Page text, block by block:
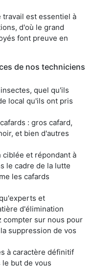
travail est essentiel à
d'où le grand
font preuve en
de nos techniciens
quel qu'ils
local qu'ils ont pris
: gros cafard,
et bien d'autres
ciblée et répondant à
le cadre de la lutte
les cafards
et
d'élimination
compter sur nous pour
suppression de vos
à caractère définitif
but de vous